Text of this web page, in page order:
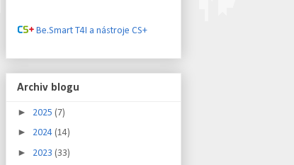
Be.Smart T4I a nástroje CS+
Archiv blogu
► 2025 (7)
► 2024 (14)
► 2023 (33)